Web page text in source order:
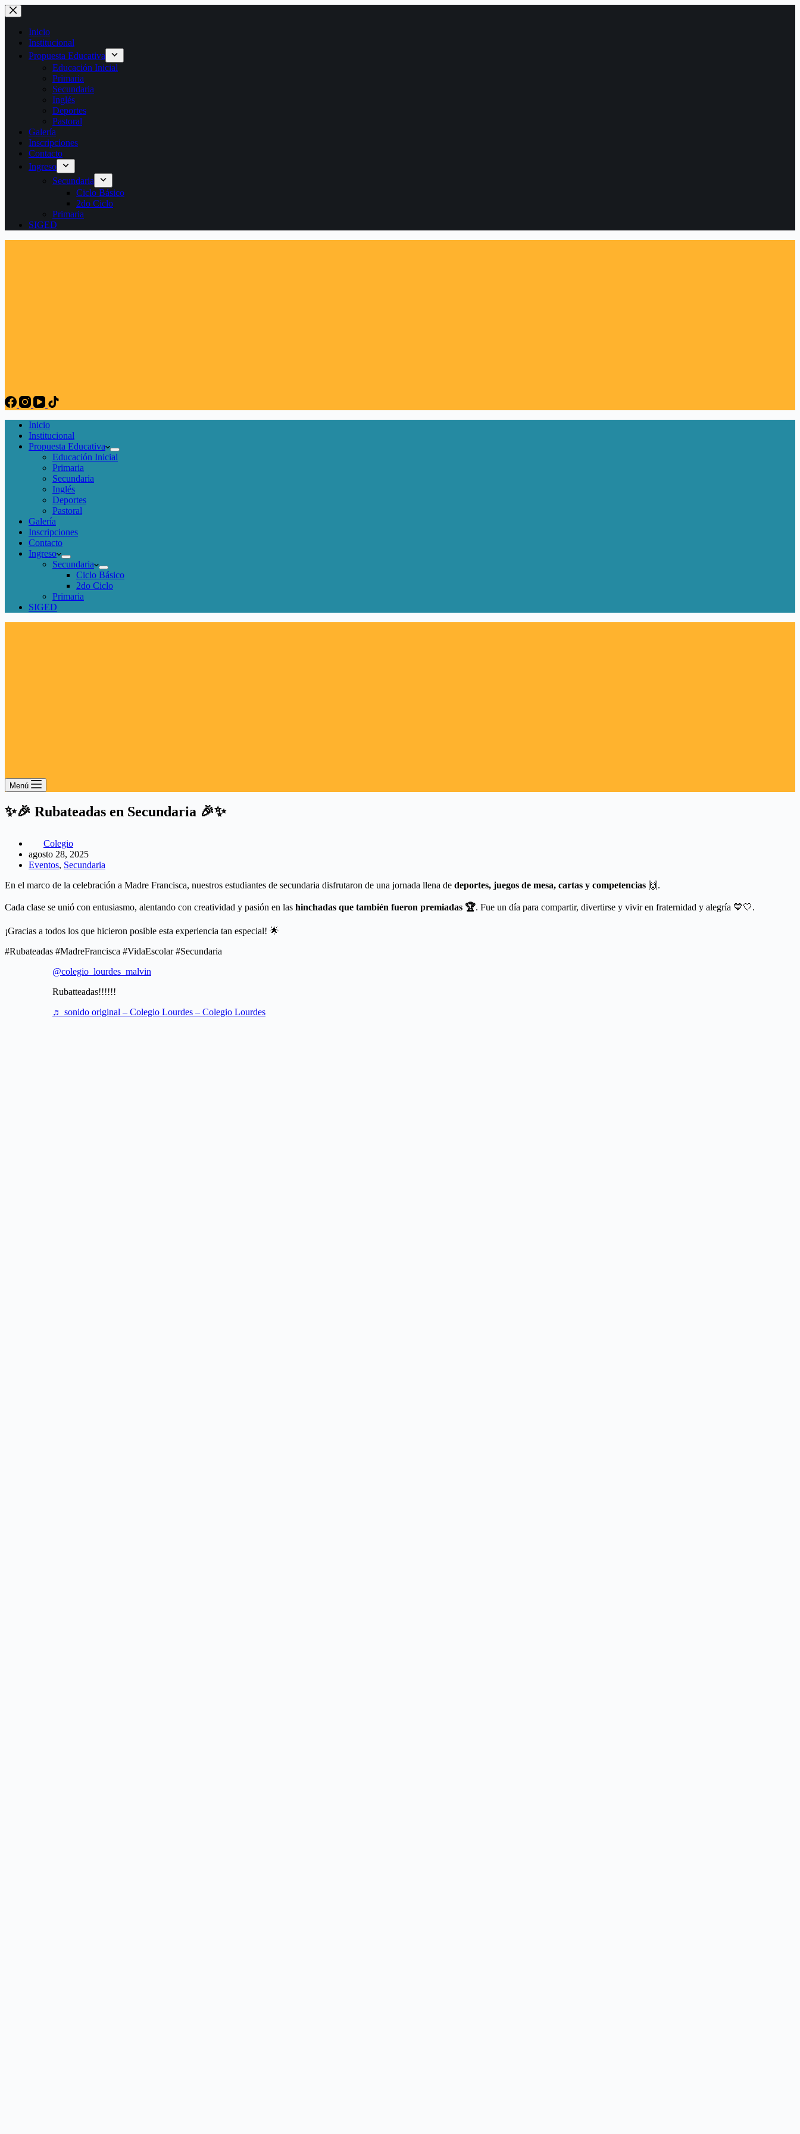
Saltar
al
contenido
Inicio
Institucional
Propuesta Educativa
Educación Inicial
Primaria
Secundaria
Inglés
Deportes
Pastoral
Galería
Inscripciones
Contacto
Ingreso
Secundaria
Ciclo Básico
2do Ciclo
Primaria
SIGED
Inicio
Institucional
Propuesta Educativa
Educación Inicial
Primaria
Secundaria
Inglés
Deportes
Pastoral
Galería
Inscripciones
Contacto
Ingreso
Secundaria
Ciclo Básico
2do Ciclo
Primaria
SIGED
Menú
✨🎉 Rubateadas en Secundaria 🎉✨
Colegio
agosto 28, 2025
Eventos, Secundaria
En el marco de la celebración a Madre Francisca, nuestros estudiantes de secundaria disfrutaron de una jornada llena de deportes, juegos de mesa, cartas y competencias 🙌.
Cada clase se unió con entusiasmo, alentando con creatividad y pasión en las hinchadas que también fueron premiadas 🏆. Fue un día para compartir, divertirse y vivir en fraternidad y alegría 💙🤍.
¡Gracias a todos los que hicieron posible esta experiencia tan especial! 🌟
#Rubateadas #MadreFrancisca #VidaEscolar #Secundaria
@colegio_lourdes_malvin
Rubatteadas!!!!!!
♬ sonido original – Colegio Lourdes – Colegio Lourdes